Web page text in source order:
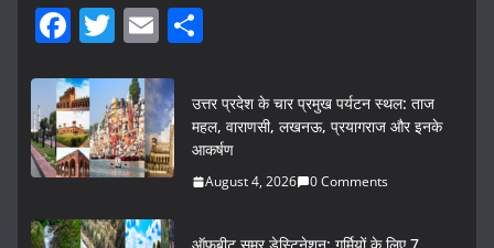
F
c
e
b
o
T
itt
er
E
ai
l
ar
e
उत्तर प्रदेश के चार प्रमुख पर्यटन स्थल: ताज
महल, वाराणसी, लखनऊ, प्रयागराज और इनके
आकर्षण
August 4, 2026 0 Comments